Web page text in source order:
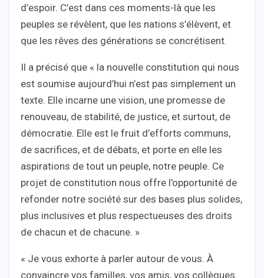
d’espoir. C’est dans ces moments-là que les
peuples se révèlent, que les nations s’élèvent, et
que les rêves des générations se concrétisent.
Il a précisé que « la nouvelle constitution qui nous
est soumise aujourd’hui n’est pas simplement un
texte. Elle incarne une vision, une promesse de
renouveau, de stabilité, de justice, et surtout, de
démocratie. Elle est le fruit d’efforts communs,
de sacrifices, et de débats, et porte en elle les
aspirations de tout un peuple, notre peuple. Ce
projet de constitution nous offre l’opportunité de
refonder notre société sur des bases plus solides,
plus inclusives et plus respectueuses des droits
de chacun et de chacune. »
« Je vous exhorte à parler autour de vous. À
convaincre vos familles, vos amis, vos collègues.